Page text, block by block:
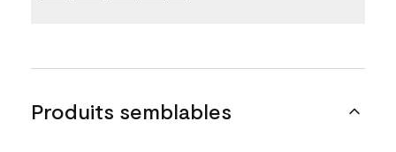
Produits semblables